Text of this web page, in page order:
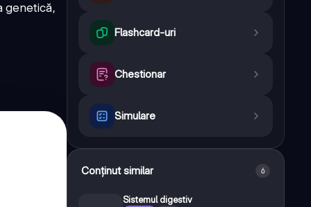
genetică,
Flashcard-uri
Chestionar
Simulare
Conținut similar 6
Sistemul digestiv